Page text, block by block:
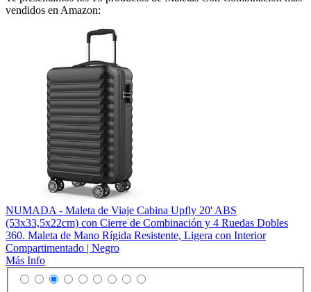
vendidos en Amazon:
NUMADA - Maleta de Viaje Cabina Upfly 20' ABS
(53x33,5x22cm) con Cierre de Combinación y 4 Ruedas Dobles
360. Maleta de Mano Rígida Resistente, Ligera con Interior
Compartimentado | Negro
Más Info